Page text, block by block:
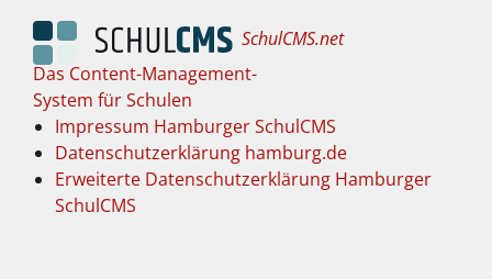
SchulCMS.net
Das Content-Management-
System für Schulen
Impressum Hamburger SchulCMS
Datenschutzerklärung hamburg.de
Erweiterte Datenschutzerklärung Hamburger
SchulCMS